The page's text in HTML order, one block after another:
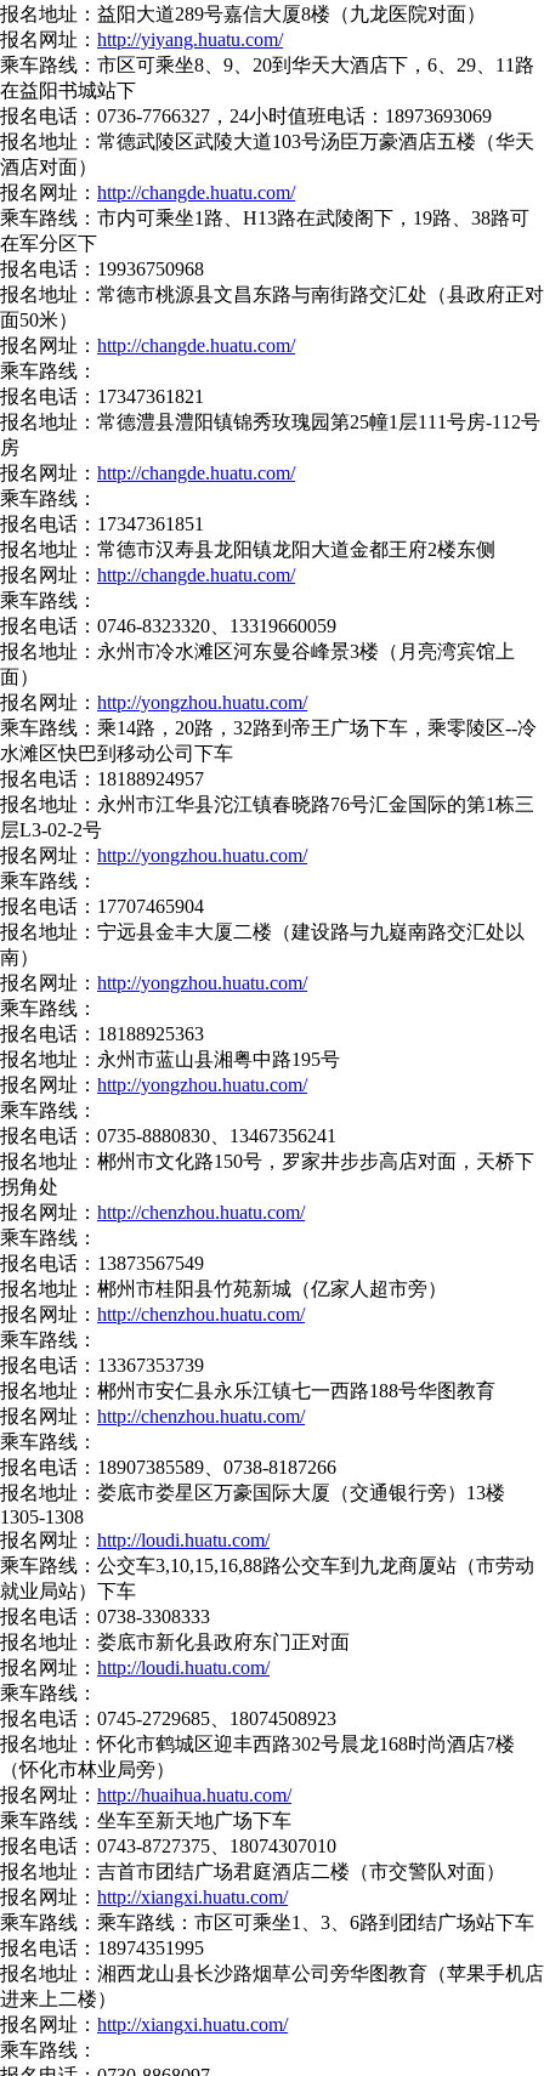
报名地址：益阳大道289号嘉信大厦8楼（九龙医院对面）
报名网址： http://yiyang.huatu.com/
乘车路线：市区可乘坐8、9、20到华天大酒店下，6、29、11路
在益阳书城站下
报名电话：0736-7766327，24小时值班电话：18973693069
报名地址：常德武陵区武陵大道103号汤臣万豪酒店五楼（华天
酒店对面）
报名网址： http://changde.huatu.com/
乘车路线：市内可乘坐1路、H13路在武陵阁下，19路、38路可
在军分区下
报名电话：19936750968
报名地址：常德市桃源县文昌东路与南街路交汇处（县政府正对
面50米）
报名网址： http://changde.huatu.com/
乘车路线：
报名电话：17347361821
报名地址：常德澧县澧阳镇锦秀玫瑰园第25幢1层111号房-112号
房
报名网址： http://changde.huatu.com/
乘车路线：
报名电话：17347361851
报名地址：常德市汉寿县龙阳镇龙阳大道金都王府2楼东侧
报名网址： http://changde.huatu.com/
乘车路线：
报名电话：0746-8323320、13319660059
报名地址：永州市冷水滩区河东曼谷峰景3楼（月亮湾宾馆上
面）
报名网址： http://yongzhou.huatu.com/
乘车路线：乘14路，20路，32路到帝王广场下车，乘零陵区--冷
水滩区快巴到移动公司下车
报名电话：18188924957
报名地址：永州市江华县沱江镇春晓路76号汇金国际的第1栋三
层L3-02-2号
报名网址： http://yongzhou.huatu.com/
乘车路线：
报名电话：17707465904
报名地址：宁远县金丰大厦二楼（建设路与九嶷南路交汇处以
南）
报名网址： http://yongzhou.huatu.com/
乘车路线：
报名电话：18188925363
报名地址：永州市蓝山县湘粤中路195号
报名网址： http://yongzhou.huatu.com/
乘车路线：
报名电话：0735-8880830、13467356241
报名地址：郴州市文化路150号，罗家井步步高店对面，天桥下
拐角处
报名网址： http://chenzhou.huatu.com/
乘车路线：
报名电话：13873567549
报名地址：郴州市桂阳县竹苑新城（亿家人超市旁）
报名网址： http://chenzhou.huatu.com/
乘车路线：
报名电话：13367353739
报名地址：郴州市安仁县永乐江镇七一西路188号华图教育
报名网址： http://chenzhou.huatu.com/
乘车路线：
报名电话：18907385589、0738-8187266
报名地址：娄底市娄星区万豪国际大厦（交通银行旁）13楼
1305-1308
报名网址： http://loudi.huatu.com/
乘车路线：公交车3,10,15,16,88路公交车到九龙商厦站（市劳动
就业局站）下车
报名电话：0738-3308333
报名地址：娄底市新化县政府东门正对面
报名网址： http://loudi.huatu.com/
乘车路线：
报名电话：0745-2729685、18074508923
报名地址：怀化市鹤城区迎丰西路302号晨龙168时尚酒店7楼
（怀化市林业局旁）
报名网址： http://huaihua.huatu.com/
乘车路线：坐车至新天地广场下车
报名电话：0743-8727375、18074307010
报名地址：吉首市团结广场君庭酒店二楼（市交警队对面）
报名网址： http://xiangxi.huatu.com/
乘车路线：乘车路线：市区可乘坐1、3、6路到团结广场站下车
报名电话：18974351995
报名地址：湘西龙山县长沙路烟草公司旁华图教育（苹果手机店
进来上二楼）
报名网址： http://xiangxi.huatu.com/
乘车路线：